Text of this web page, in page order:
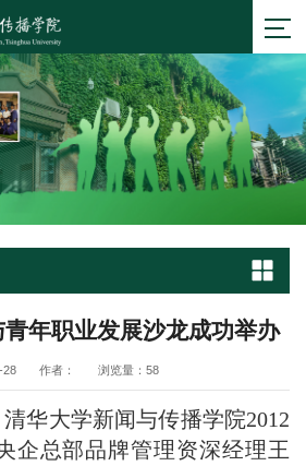
年职业发展沙龙成功举办
28 作者： 浏览量： 58
华大学新闻与传播学院2012
企总部品牌管理资深经理王